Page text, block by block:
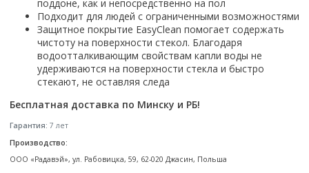
Комплектующие для ванн
Каркас
Ножки
Экраны под ванну
Гидромассажные системы
Wirpool
Китай
Недорогие
Дорогие
Уцененные
Недорогие по акции
Смотреть все
Топ брендов
Domani-spa
River
Welt-wasser
Форма
Прямоугольные
Закругленная
Комплектующие для унитазов
Гофры
Сиденья
С отверстием под смеситель
С пьедесталом
С полупьедесталом
Исполнение
Для ванной
Умывальник-столешница
Уличный
Смотреть все
Италия
Россия
Смотреть все
Размер
50 см
60 см
65 см
Смотреть все
Страна производитель
Германия
Польша
Сербия
Чехия
Страна производитель
Германия
Испания
Италия
Польша
Чистящие средства
Grass
Страна производитель
Великобритания
Германия
Италия
Смотреть все
Пылесосы
Электровеники, электрошвабры
Стеклоочистители
Пароочистители
Подметальные машины
поддоне, как и непосредственно на пол
Подходит для людей с ограниченными возможностями
Защитное покрытие EasyClean помогает содержать
чистоту на поверхности стекол. Благодаря
водоотталкивающим свойствам капли воды не
удерживаются на поверхности стекла и быстро
стекают, не оставляя следа
Бесплатная доставка по Минску и РБ!
Гарантия: 7 лет
Производство:
ООО «Радавэй», ул. Рабовицка, 59, 62-020 Джасин, Польша